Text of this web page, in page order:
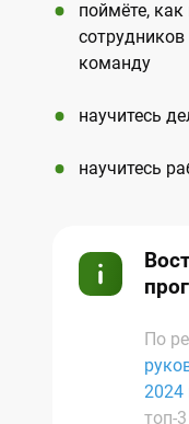
поймёте,
команду
научитесь
научитесь
По
2024
топ-